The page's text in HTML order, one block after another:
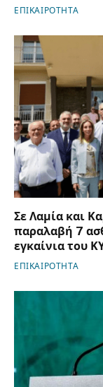
ΕΠΙΚΑΙΡΟΤΗΤΑ
Σε Λαμία και
παραλαβή 7
εγκαίνια του
ΕΠΙΚΑΙΡΟΤΗΤΑ